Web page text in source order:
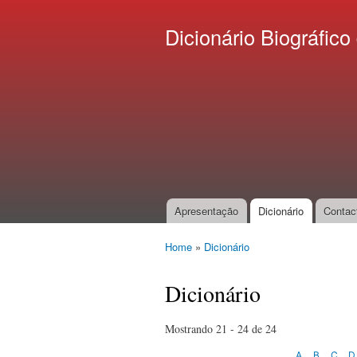
Dicionário
Main menu
Apresentação Dicionário
Home » Dicionário
Dicionário
Mostrando 21 - 24 de 24